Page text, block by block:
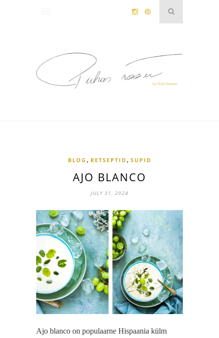
BLOG , RETSEPTID , SUPID
AJO BLANCO
JULY 31, 2024
Ajo blanco on populaarne Hispaania külm